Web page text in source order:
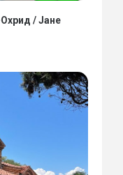
/ Јане